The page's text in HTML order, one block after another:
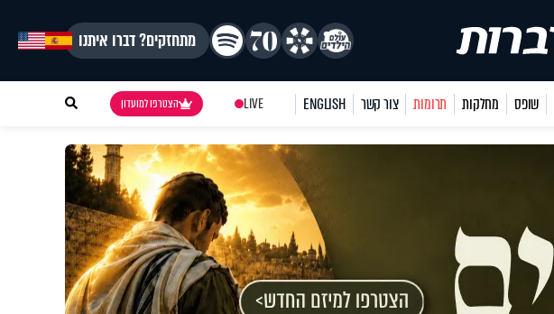
מתחזקים? דברו איתנו
שופס מחלקות תרומות צור קשר ENGLISH
LIVE הצטרפו למועדון